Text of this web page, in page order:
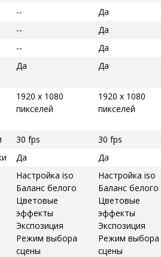
--
Да
--
Да
--
Да
Да Да
1920 x 1080
пикселей
1920 x 1080
пикселей
30 fps
30 fps
Да
Да
Настройка iso
Баланс белого
Цветовые
эффекты
Экспозиция
Режим выбора
сцены
Настройка iso
Баланс белого
Цветовые
эффекты
Экспозиция
Режим выбора
сцены